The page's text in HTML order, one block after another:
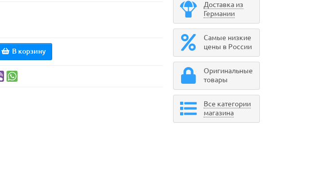
В корзину
Доставка из
Германии
Самые низкие
цены в России
Оригинальные
товары
Все категории
магазина